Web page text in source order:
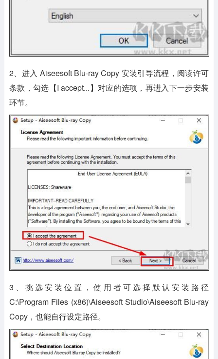
2、进入 Aiseesoft Blu-ray Copy 安装引导流程，阅读许可
条款，勾选【I accept...】对应的选项，再进入下一步安装
环节。
3、挑选安装位置，使用者可选择默认安装路径
C:\Program Files (x86)\Aiseesoft Studio\Aiseesoft Blu-ray
Copy，也能自行设定路径。